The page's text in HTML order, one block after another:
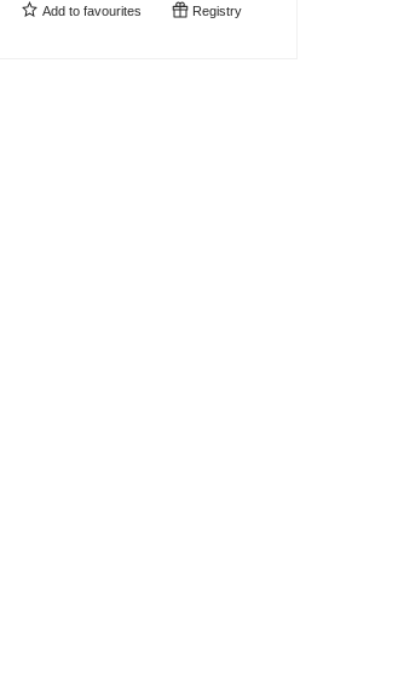
Add to favourites Registry